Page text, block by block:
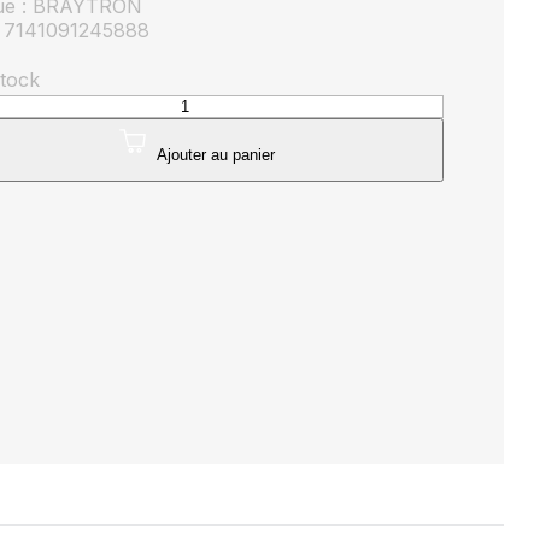
: BRAYTRON
Ajouter au panier